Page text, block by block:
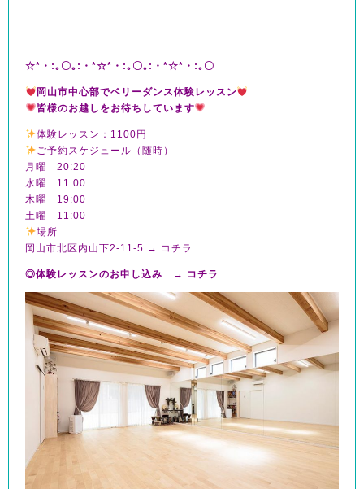
☆*・:｡〇｡:・*☆*・:｡〇｡:・*☆*・:｡〇
岡山市中心部でベリーダンス体験レッスン
皆様のお越しをお待ちしています
体験レッスン：1100円
ご予約スケジュール（随時）
月曜 20:20
水曜 11:00
木曜 19:00
土曜 11:00
場所
岡山市北区内山下2-11-5 →
コチラ
◎体験レッスンのお申し込み → コチラ